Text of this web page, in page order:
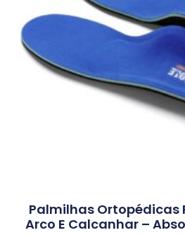
Palmilhas Ortopédicas
Arco E Calcanhar –